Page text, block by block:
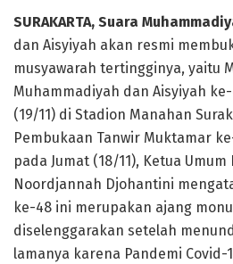
SURAKARTA, Suara
dan Aisyiyah akan resmi
musyawarah tertingginya, yaitu
Muhammadiyah dan Aisyiyah
(19/11) di Stadion Manahan
Pembukaan Tanwir Muktamar
pada Jumat (18/11), Ketua Umum
Noordjannah Djohantini
ke-48 ini merupakan ajang
diselenggarakan setelah
lamanya karena Pandemi Covid-